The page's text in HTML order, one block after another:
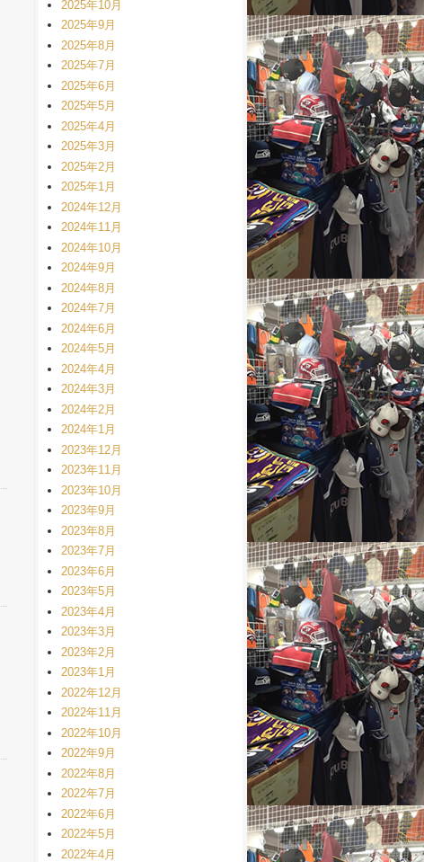
2025年10月
2025年9月
2025年8月
2025年7月
2025年6月
2025年5月
2025年4月
2025年3月
2025年2月
2025年1月
2024年12月
2024年11月
2024年10月
2024年9月
2024年8月
2024年7月
2024年6月
2024年5月
2024年4月
2024年3月
2024年2月
2024年1月
2023年12月
2023年11月
2023年10月
2023年9月
2023年8月
2023年7月
2023年6月
2023年5月
2023年4月
2023年3月
2023年2月
2023年1月
2022年12月
2022年11月
2022年10月
2022年9月
2022年8月
2022年7月
2022年6月
2022年5月
2022年4月